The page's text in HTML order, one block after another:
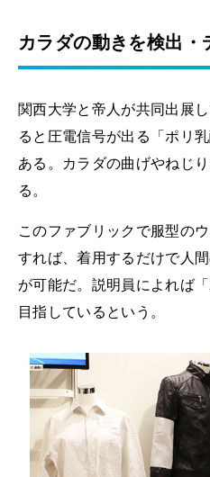
カラダの動きを検出・
関西大学と帝人が共同出展
ると圧電信号が出る「ポリ
ある。カラダの曲げやねじ
る。
このファブリックで服型の
すれば、着用するだけで人
が可能だ。説明員によれば
目指しているという。